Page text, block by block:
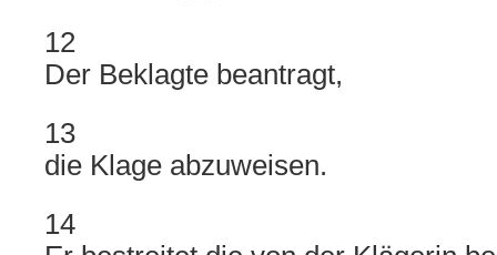
12
Der Beklagte beantragt,
13
die Klage abzuweisen.
14